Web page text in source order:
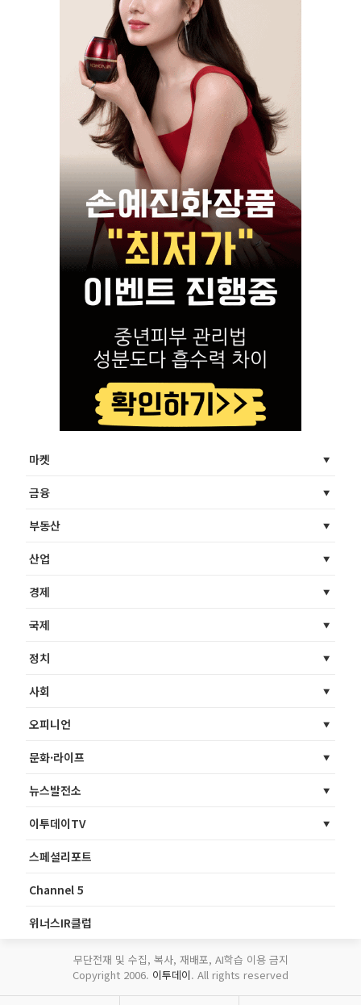
마켓
금융
부동산
산업
경제
국제
정치
사회
오피니언
문화·라이프
뉴스발전소
이투데이TV
스페셜리포트
Channel 5
위너스IR클럽
무단전재 및 수집, 복사, 재배포, AI학습 이용 금지
Copyright 2006. 이투데이. All rights reserved